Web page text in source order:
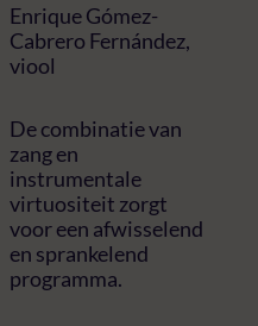
Enrique Gómez-
Cabrero Fernández,
viool
De combinatie van
zang en
instrumentale
virtuositeit zorgt
voor een afwisselend
en sprankelend
programma.